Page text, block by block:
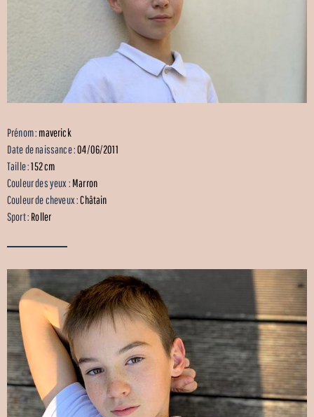
Prénom : maverick
Date de naissance :04/06/2011
Taille :152 cm
Couleur des yeux : Marron
Couleur de cheveux :Châtain
Sport : Roller